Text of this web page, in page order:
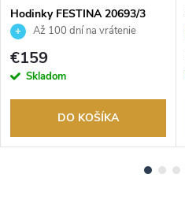
Hodinky FESTINA 20693/3
Až 100 dní na vrátenie
tovaru. Autorizovaný predajca.
€159
Skladom
DO KOŠÍKA